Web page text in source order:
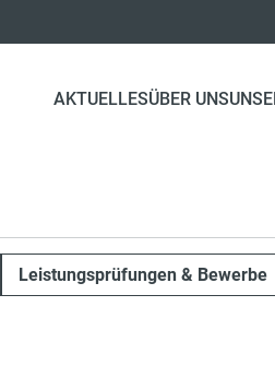
AKTUELLESÜBER UNS
Leistungsprüfungen & Bewerbe